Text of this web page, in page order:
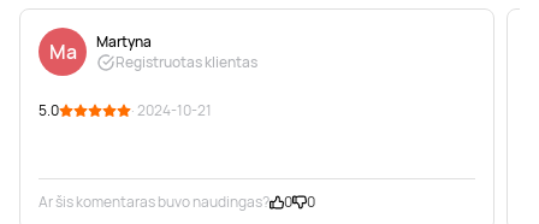
Ma
Martyna
Registruotas klientas
5.0 · 2024-10-21
Ar šis komentaras buvo naudingas? 0 0